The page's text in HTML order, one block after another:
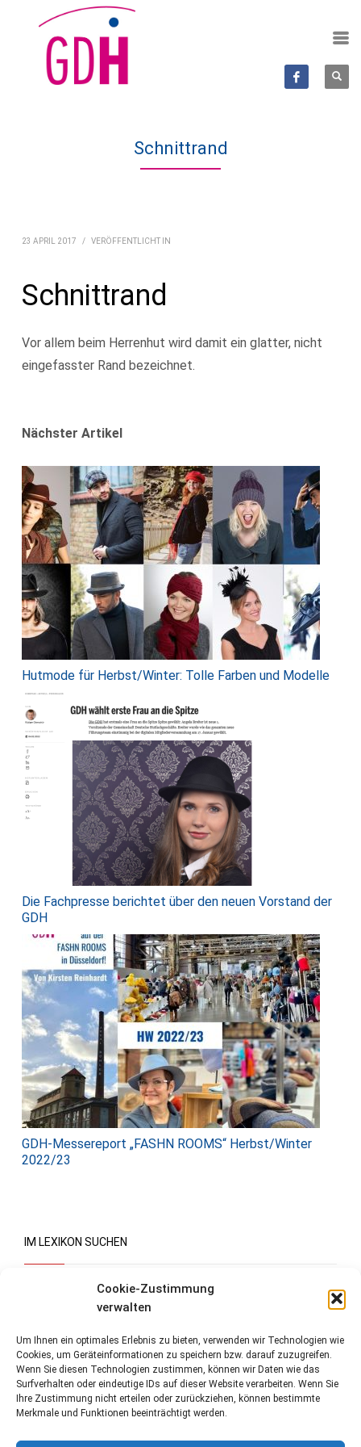
Cookie-Zustimmung
verwalten
Um Ihnen ein optimales Erlebnis zu bieten, verwenden wir Technologien wie
Cookies, um Geräteinformationen zu speichern bzw. darauf zuzugreifen.
Wenn Sie diesen Technologien zustimmen, können wir Daten wie das
Surfverhalten oder eindeutige IDs auf dieser Website verarbeiten. Wenn Sie
Ihre Zustimmung nicht erteilen oder zurückziehen, können bestimmte
Merkmale und Funktionen beeinträchtigt werden.
Schnittrand
23 APRIL 2017 / VERÖFFENTLICHT IN
Schnittrand
Vor allem beim Herrenhut wird damit ein glatter, nicht
eingefasster Rand bezeichnet.
Nächster Artikel
Hutmode für Herbst/Winter: Tolle Farben und Modelle
Die Fachpresse berichtet über den neuen Vorstand der
GDH
GDH-Messereport „FASHN ROOMS“ Herbst/Winter
2022/23
IM LEXIKON SUCHEN